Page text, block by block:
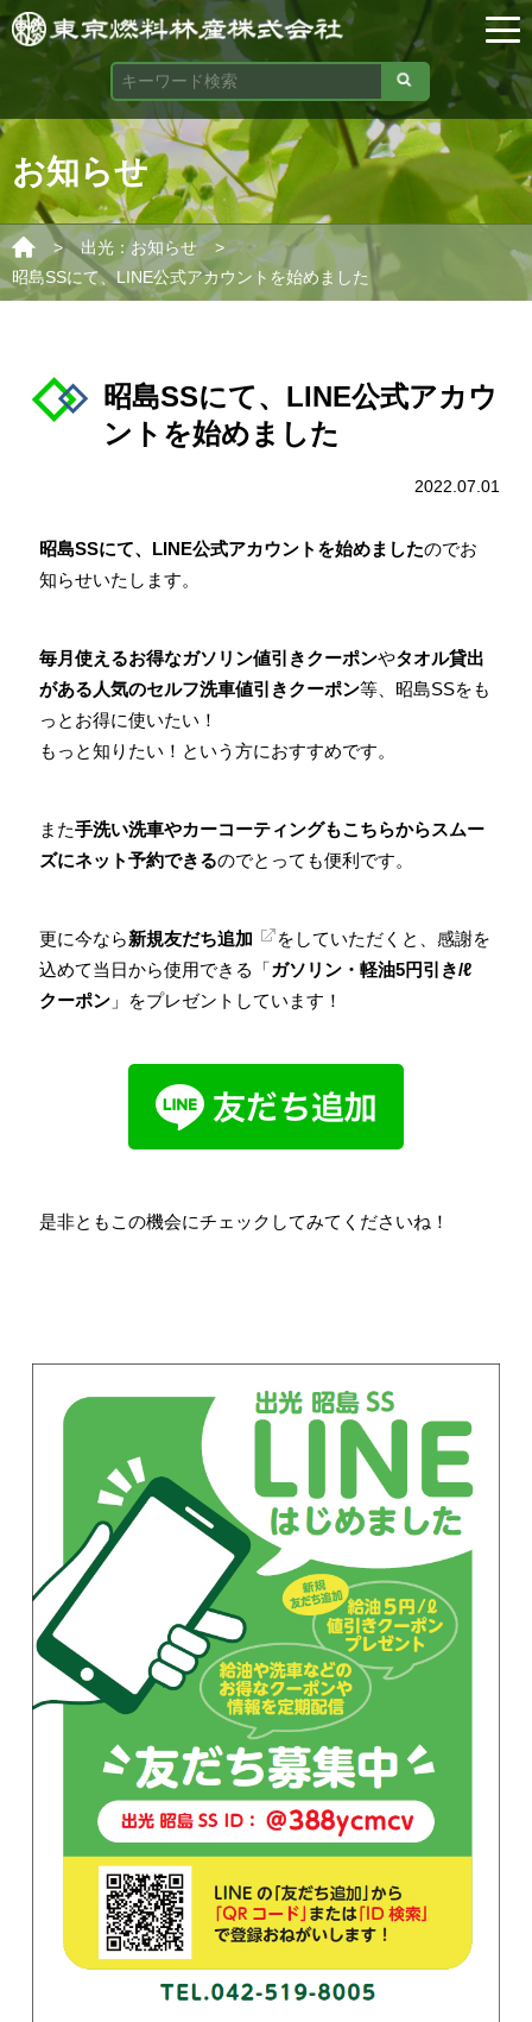
お知らせ
> 出光：お知らせ
>
昭島SSにて、LINE公式アカウントを始めました
昭島SSにて、LINE公式アカウ
ントを始めました
2022.07.01
昭島SSにて、LINE公式アカウントを始めましたのでお
知らせいたします。
毎月使えるお得なガソリン値引きクーポンやタオル貸出
がある人気のセルフ洗車値引きクーポン等、昭島SSをも
っとお得に使いたい！
もっと知りたい！という方におすすめです。
また手洗い洗車やカーコーティングもこちらからスムー
ズにネット予約できるのでとっても便利です。
更に今なら新規友だち追加
をしていただくと、感謝を
込めて当日から使用できる「ガソリン・軽油5円引き/ℓ
クーポン」をプレゼントしています！
是非ともこの機会にチェックしてみてくださいね！